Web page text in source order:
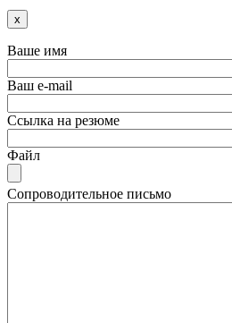
x
Ваше имя
Ваш e-mail
Ссылка на резюме
Файл
Сопроводительное письмо